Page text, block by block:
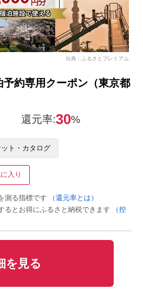
出典：ふるさとプレミアム
約専用クーポン（東京都
還元率:30%
ト・カタログ
入り
測る指標です
（還元率とは）
とお得にふるさと納税できます
（控
を見る